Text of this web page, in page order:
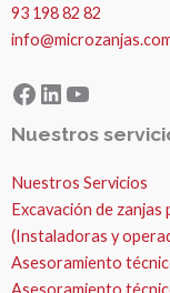
93 198 82 82
Facebook
LinkedIn
YouTube
Nuestros
Nuestros Servicios
Excavación de
(Instaladoras y
Asesoramiento